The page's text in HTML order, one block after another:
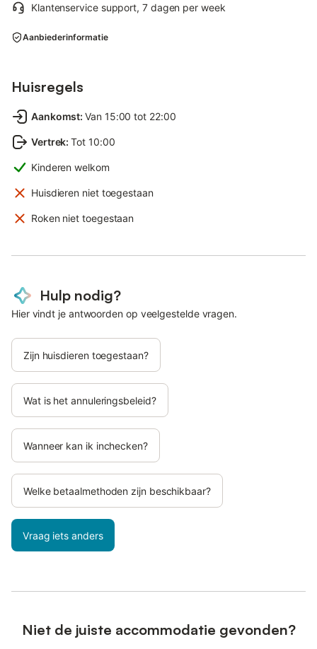
Klantenservice support, 7 dagen per week
Aanbiederinformatie
Huisregels
Aankomst: Van 15:00 tot 22:00
Vertrek: Tot 10:00
Kinderen welkom
Huisdieren niet toegestaan
Roken niet toegestaan
Hulp nodig?
Hier vindt je antwoorden op veelgestelde vragen.
Zijn huisdieren toegestaan?
Wat is het annuleringsbeleid?
Wanneer kan ik inchecken?
Welke betaalmethoden zijn beschikbaar?
Vraag iets anders
Niet de juiste accommodatie gevonden?